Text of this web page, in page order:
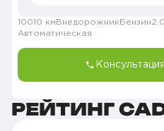
10010 км Внедорожник Бензин
Автоматическая
Консультация
РЕЙТИНГ